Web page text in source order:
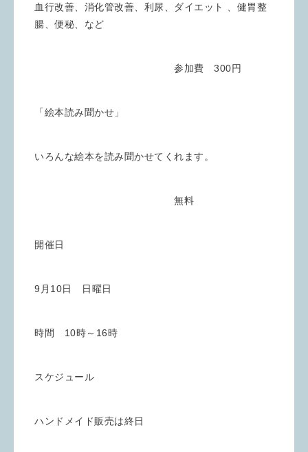
血行改善、消化管改善、利尿、ダイエット 、健胃整
腸、便秘、など
参加費 300円
「絵本読み聞かせ」
いろんな絵本を読み聞かせてくれます。
無料
開催日
9月10日 日曜日
時間 10時～16時
スケジュール
ハンドメイド販売は終日